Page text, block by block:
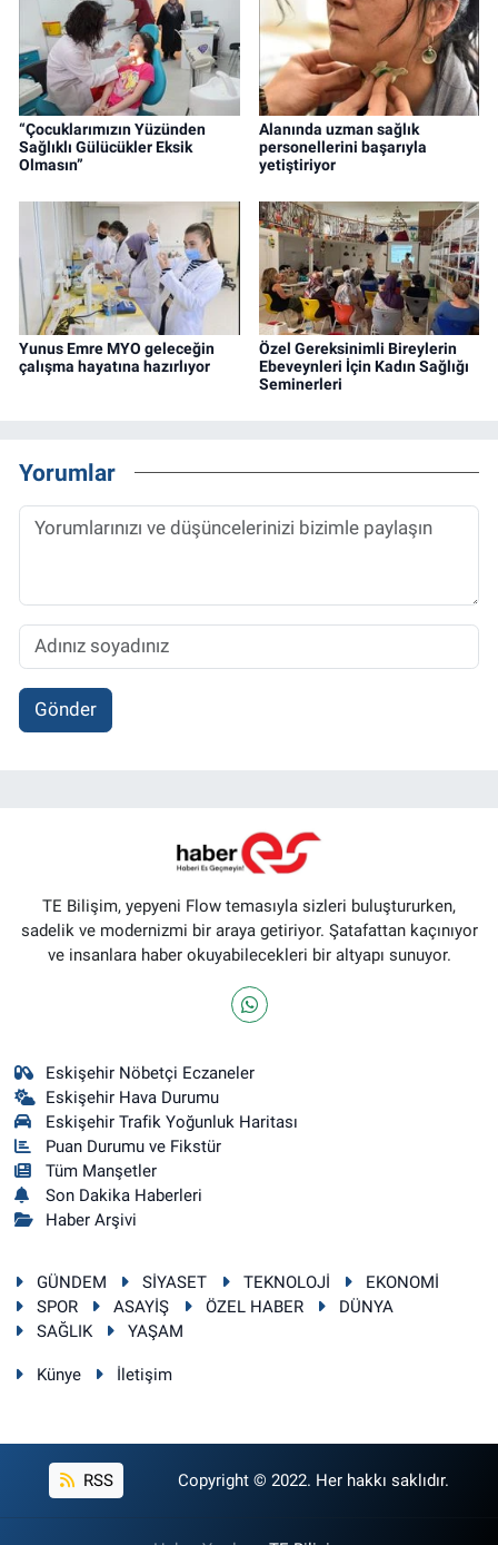
“Çocuklarımızın Yüzünden
Sağlıklı Gülücükler Eksik
Olmasın”
Alanında uzman sağlık
personellerini başarıyla
yetiştiriyor
Yunus Emre MYO geleceğin
çalışma hayatına hazırlıyor
Özel Gereksinimli Bireylerin
Ebeveynleri İçin Kadın Sağlığı
Seminerleri
Yorumlar
Gönder
TE Bilişim, yepyeni Flow temasıyla sizleri buluştururken,
sadelik ve modernizmi bir araya getiriyor. Şatafattan kaçınıyor
ve insanlara haber okuyabilecekleri bir altyapı sunuyor.
Eskişehir Nöbetçi Eczaneler
Eskişehir Hava Durumu
Eskişehir Trafik Yoğunluk Haritası
Puan Durumu ve Fikstür
Tüm Manşetler
Son Dakika Haberleri
Haber Arşivi
GÜNDEM SİYASET TEKNOLOJİ
EKONOMİ
SPOR
ASAYİŞ ÖZEL HABER
DÜNYA
SAĞLIK
YAŞAM
Künye İletişim
RSS Copyright © 2022. Her hakkı saklıdır.